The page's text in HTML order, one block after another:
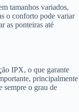
tamanhos variados,
o conforto pode variar
as ponteiras até
IPX, o que garante
principalmente
sempre o grau de